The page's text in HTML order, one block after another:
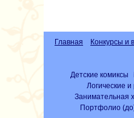
Главная Конкурсы и
Детские комиксы
Логические
Занимательная
Портфолио